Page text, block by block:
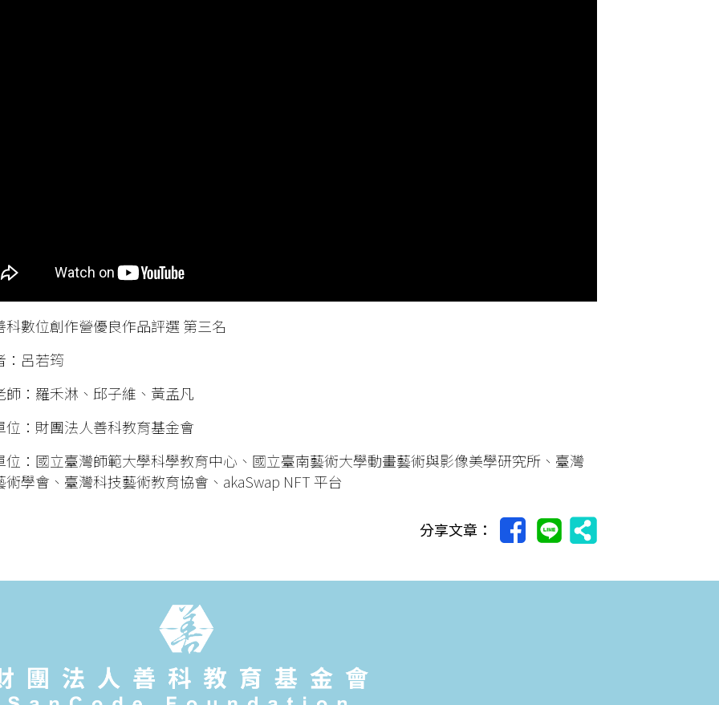
科數位創作營優良作品評選 第三名
：呂若筠
： 羅禾淋 、邱子維、黃孟凡
位：財團法人善科教育基金會
位：國立臺灣師範大學科學教育中心、國立臺南藝術大學動畫藝術與影像美學研究所、臺灣
術學會、臺灣科技藝術教育協會、akaSwap NFT 平台
分享文章：